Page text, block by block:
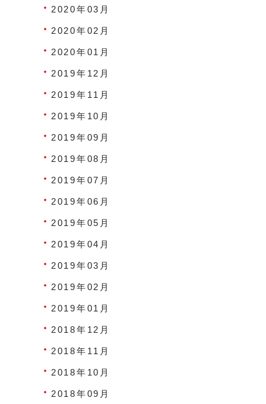
2020年03月
2020年02月
2020年01月
2019年12月
2019年11月
2019年10月
2019年09月
2019年08月
2019年07月
2019年06月
2019年05月
2019年04月
2019年03月
2019年02月
2019年01月
2018年12月
2018年11月
2018年10月
2018年09月